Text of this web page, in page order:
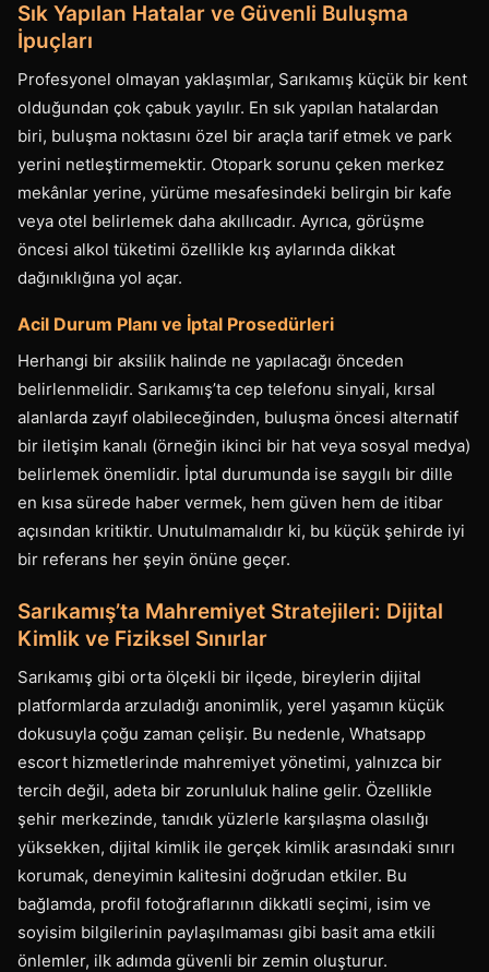
Sık Yapılan Hatalar ve Güvenli Buluşma
İpuçları
Profesyonel olmayan yaklaşımlar, Sarıkamış küçük bir kent
olduğundan çok çabuk yayılır. En sık yapılan hatalardan
biri, buluşma noktasını özel bir araçla tarif etmek ve park
yerini netleştirmemektir. Otopark sorunu çeken merkez
mekânlar yerine, yürüme mesafesindeki belirgin bir kafe
veya otel belirlemek daha akıllıcadır. Ayrıca, görüşme
öncesi alkol tüketimi özellikle kış aylarında dikkat
dağınıklığına yol açar.
Acil Durum Planı ve İptal Prosedürleri
Herhangi bir aksilik halinde ne yapılacağı önceden
belirlenmelidir. Sarıkamış’ta cep telefonu sinyali, kırsal
alanlarda zayıf olabileceğinden, buluşma öncesi alternatif
bir iletişim kanalı (örneğin ikinci bir hat veya sosyal medya)
belirlemek önemlidir. İptal durumunda ise saygılı bir dille
en kısa sürede haber vermek, hem güven hem de itibar
açısından kritiktir. Unutulmamalıdır ki, bu küçük şehirde iyi
bir referans her şeyin önüne geçer.
Sarıkamış’ta Mahremiyet Stratejileri: Dijital
Kimlik ve Fiziksel Sınırlar
Sarıkamış gibi orta ölçekli bir ilçede, bireylerin dijital
platformlarda arzuladığı anonimlik, yerel yaşamın küçük
dokusuyla çoğu zaman çelişir. Bu nedenle, Whatsapp
escort hizmetlerinde mahremiyet yönetimi, yalnızca bir
tercih değil, adeta bir zorunluluk haline gelir. Özellikle
şehir merkezinde, tanıdık yüzlerle karşılaşma olasılığı
yüksekken, dijital kimlik ile gerçek kimlik arasındaki sınırı
korumak, deneyimin kalitesini doğrudan etkiler. Bu
bağlamda, profil fotoğraflarının dikkatli seçimi, isim ve
soyisim bilgilerinin paylaşılmaması gibi basit ama etkili
önlemler, ilk adımda güvenli bir zemin oluşturur.